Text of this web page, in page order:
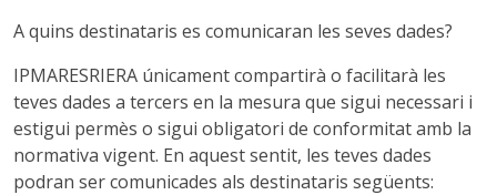
A quins destinataris es comunicaran les seves dades?
IPMARESRIERA únicament compartirà o facilitarà les
teves dades a tercers en la mesura que sigui necessari i
estigui permès o sigui obligatori de conformitat amb la
normativa vigent. En aquest sentit, les teves dades
podran ser comunicades als destinataris següents: